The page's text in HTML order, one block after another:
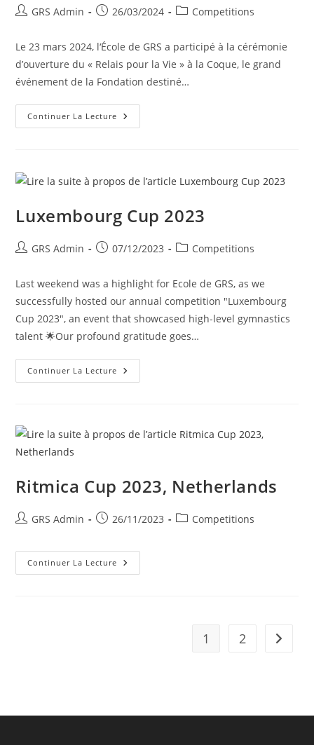
GRS Admin 26/03/2024 Competitions
Le 23 mars 2024, l‘École de GRS a participé à la cérémonie
d’ouverture du « Relais pour la Vie » à la Coque, le grand
événement de la Fondation destiné…
Continuer La Lecture
Luxembourg Cup 2023
GRS Admin 07/12/2023 Competitions
Last weekend was a highlight for Ecole de GRS, as we
successfully hosted our annual competition "Luxembourg
Cup 2023", an event that showcased high-level gymnastics
talent 🌟Our profound gratitude goes…
Continuer La Lecture
Ritmica Cup 2023, Netherlands
GRS Admin 26/11/2023 Competitions
Continuer La Lecture
1 2